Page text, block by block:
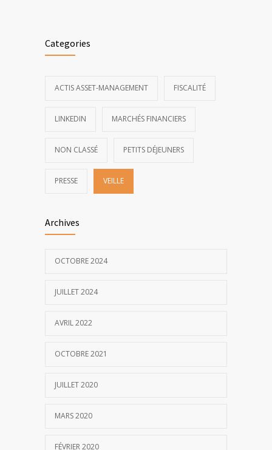
Categories
ACTIS ASSET-MANAGEMENT FISCALITÉ
LINKEDIN MARCHÉS FINANCIERS
NON CLASSÉ PETITS DÉJEUNERS
PRESSE VEILLE
Archives
OCTOBRE 2024
JUILLET 2024
AVRIL 2022
OCTOBRE 2021
JUILLET 2020
MARS 2020
FÉVRIER 2020